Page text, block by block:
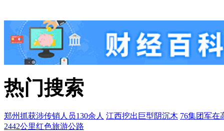
热门搜索
郑州抓获涉传销人员130余人 江西挖出巨型阴沉木 76集团军在
2442公里红色旅游公路